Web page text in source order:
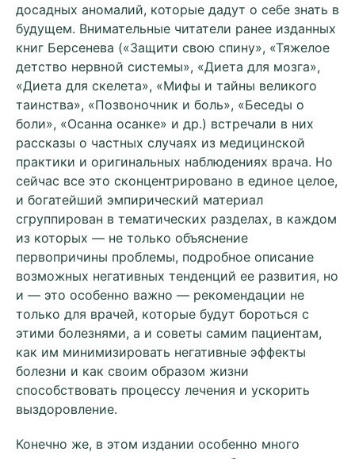
досадных аномалий, которые дадут о себе знать в
будущем. Внимательные читатели ранее изданных
книг Берсенева («Защити свою спину», «Тяжелое
детство нервной системы», «Диета для мозга»,
«Диета для скелета», «Мифы и тайны великого
таинства», «Позвоночник и боль», «Беседы о
боли», «Осанна осанке» и др.) встречали в них
рассказы о частных случаях из медицинской
практики и оригинальных наблюдениях врача. Но
сейчас все это сконцентрировано в единое целое,
и богатейший эмпирический материал
сгруппирован в тематических разделах, в каждом
из которых — не только объяснение
первопричины проблемы, подробное описание
возможных негативных тенденций ее развития, но
и — это особенно важно — рекомендации не
только для врачей, которые будут бороться с
этими болезнями, а и советы самим пациентам,
как им минимизировать негативные эффекты
болезни и как своим образом жизни
способствовать процессу лечения и ускорить
выздоровление.
Конечно же, в этом издании особенно много